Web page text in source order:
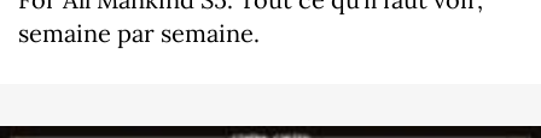
semaine par semaine.